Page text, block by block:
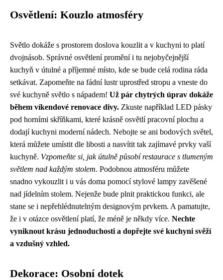
Osvětlení: Kouzlo atmosféry
Světlo dokáže s prostorem doslova kouzlit a v kuchyni to platí
dvojnásob. Správné osvětlení promění i tu nejobyčejnější
kuchyň v útulné a příjemné místo, kde se bude celá rodina ráda
setkávat. Zapomeňte na fádní lustr uprostřed stropu a vneste do
své kuchyně světlo s nápadem! Už pár chytrých úprav dokáže
během víkendové renovace divy. Zkuste například LED pásky
pod horními skříňkami, které krásně osvětlí pracovní plochu a
dodají kuchyni moderní nádech. Nebojte se ani bodových světel,
která můžete umístit dle libosti a nasvítit tak zajímavé prvky vaší
kuchyně. Vzpomeňte si, jak útulně působí restaurace s tlumeným
světlem nad každým stolem. Podobnou atmosféru můžete
snadno vykouzlit i u vás doma pomocí stylové lampy zavěšené
nad jídelním stolem. Nejenže bude plnit praktickou funkci, ale
stane se i nepřehlédnutelným designovým prvkem. A pamatujte,
že i v otázce osvětlení platí, že méně je někdy více. Nechte
vyniknout krásu jednoduchosti a dopřejte své kuchyni svěží
a vzdušný vzhled.
Dekorace: Osobní dotek